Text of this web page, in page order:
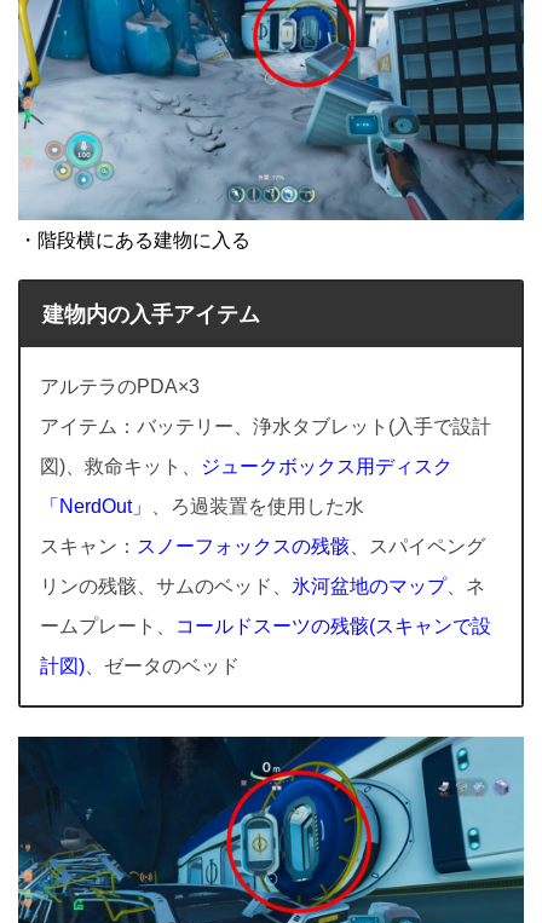
・階段横にある建物に入る
建物内の入手アイテム
アルテラのPDA×3
アイテム：バッテリー、浄水タブレット(入手で設計
図)、救命キット、
ジュークボックス用ディスク
「NerdOut」
、ろ過装置を使用した水
スキャン： スノーフォックスの残骸 、スパイペング
リンの残骸、サムのベッド、 氷河盆地のマップ、ネ
ームプレート、
コールドスーツの残骸(スキャンで設
計図) 、ゼータのベッド